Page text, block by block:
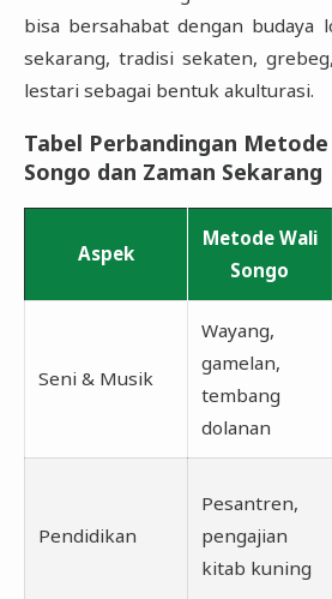
bisa bersahabat dengan budaya
sekarang, tradisi sekaten,
lestari sebagai bentuk akulturasi.
Tabel Perbandingan
Songo dan Zaman Sekarang
Aspek
Metode Wali
Songo
Seni & Musik
Wayang,
gamelan,
tembang
dolanan
Pendidikan
Pesantren,
pengajian
kitab kuning